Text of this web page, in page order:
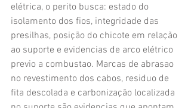
elétrica, o perito busca: estado do
isolamento dos fios, integridade das
presilhas, posição do chicote em relação
ao suporte e evidencias de arco elétrico
previo a combustao. Marcas de abrasao
no revestimento dos cabos, residuo de
fita descolada e carbonização localizada